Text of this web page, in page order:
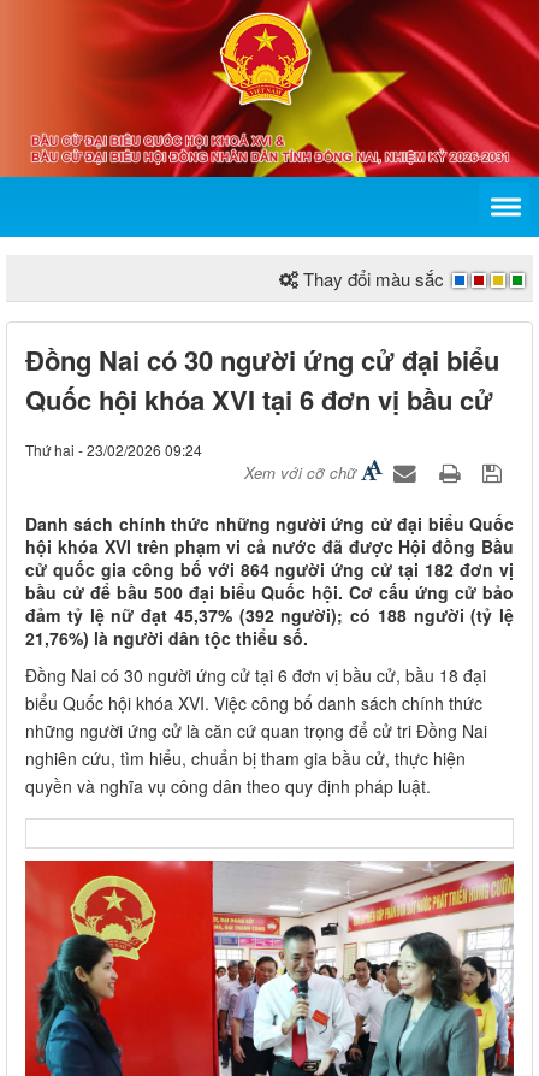
Thay đổi màu sắc
Đồng Nai có 30 người ứng cử đại biểu
Quốc hội khóa XVI tại 6 đơn vị bầu cử
Thứ hai - 23/02/2026 09:24
Xem với cỡ chữ
Danh sách chính thức những người ứng cử đại biểu Quốc
hội khóa XVI trên phạm vi cả nước đã được Hội đồng Bầu
cử quốc gia công bố với 864 người ứng cử tại 182 đơn vị
bầu cử để bầu 500 đại biểu Quốc hội. Cơ cấu ứng cử bảo
đảm tỷ lệ nữ đạt 45,37% (392 người); có 188 người (tỷ lệ
21,76%) là người dân tộc thiểu số.
Đồng Nai có 30 người ứng cử tại 6 đơn vị bầu cử, bầu 18 đại
biểu Quốc hội khóa XVI. Việc công bố danh sách chính thức
những người ứng cử là căn cứ quan trọng để cử tri Đồng Nai
nghiên cứu, tìm hiểu, chuẩn bị tham gia bầu cử, thực hiện
quyền và nghĩa vụ công dân theo quy định pháp luật.